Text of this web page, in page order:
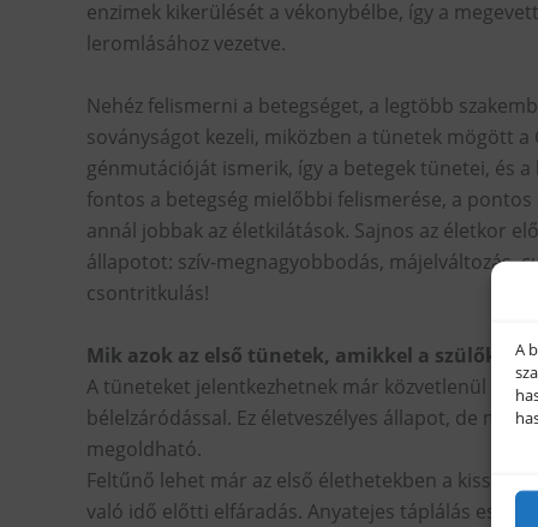
A
enzimek kikerülését a vékonybélbe, így a
leromlásához vezetve.
Nehéz felismerni a betegséget, a legtöbb
soványságot kezeli, miközben a tünetek mögött
génmutációját ismerik, így a betegek tünetei, és
fontos a betegség mielőbbi felismerése, a
annál jobbak az életkilátások. Sajnos az életkor
állapotot: szív-megnagyobbodás, májelváltozás,
csontritkulás!
Mik azok az első tünetek, amikkel a szülők
A tüneteket jelentkezhetnek már közvetlenül a
bélelzáródással. Ez életveszélyes állapot, de
megoldható.
Feltűnő lehet már az első élethetekben a kissé
való idő előtti elfáradás. Anyatejes táplálás